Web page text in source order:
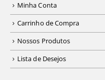
Minha Conta
Carrinho de Compra
Nossos Produtos
Lista de Desejos